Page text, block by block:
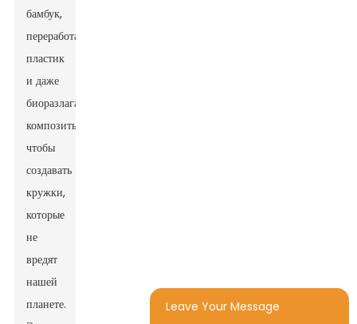
бамбук,
переработанный
пластик
и даже
биоразлагаемые
композиты,
чтобы
создавать
кружки,
которые
не
вредят
нашей
планете.
Leave Your Message